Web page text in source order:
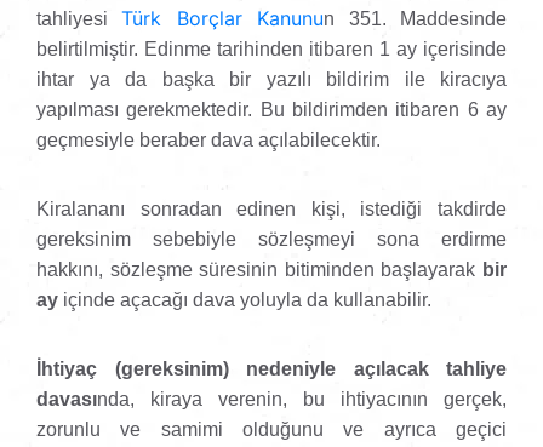
tahliyesiTürk Borçlar Kanunun 351. Maddesinde
belirtilmiştir. Edinme tarihinden itibaren 1 ay içerisinde
ihtar ya da başka bir yazılı bildirim ile kiracıya
yapılması gerekmektedir. Bu bildirimden itibaren 6 ay
geçmesiyle beraber dava açılabilecektir.
Kiralananı sonradan edinen kişi, istediği takdirde
gereksinim sebebiyle sözleşmeyi sona erdirme
hakkını, sözleşme süresinin bitiminden başlayarak bir
ay içinde açacağı dava yoluyla da kullanabilir.
İhtiyaç (gereksinim) nedeniyle açılacak tahliye
davasında, kiraya verenin, bu ihtiyacının gerçek,
zorunlu ve samimi olduğunu ve ayrıca geçici